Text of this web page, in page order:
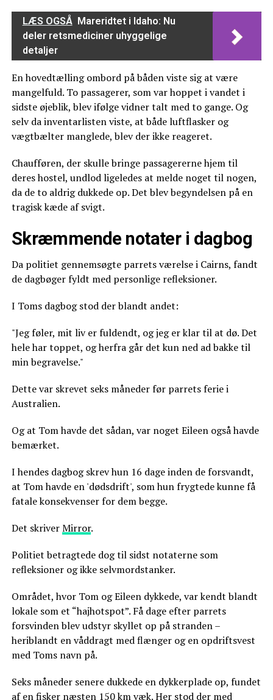
LÆS OGSÅ Mareridtet i Idaho: Nu
deler retsmediciner uhyggelige
detaljer
En hovedtælling ombord på båden viste sig at være
mangelfuld. To passagerer, som var hoppet i vandet i
sidste øjeblik, blev ifølge vidner talt med to gange. Og
selv da inventarlisten viste, at både luftflasker og
vægtbælter manglede, blev der ikke reageret.
Chaufføren, der skulle bringe passagererne hjem til
deres hostel, undlod ligeledes at melde noget til nogen,
da de to aldrig dukkede op. Det blev begyndelsen på en
tragisk kæde af svigt.
Skræmmende notater i dagbog
Da politiet gennemsøgte parrets værelse i Cairns, fandt
de dagbøger fyldt med personlige refleksioner.
I Toms dagbog stod der blandt andet:
"Jeg føler, mit liv er fuldendt, og jeg er klar til at dø. Det
hele har toppet, og herfra går det kun ned ad bakke til
min begravelse."
Dette var skrevet seks måneder før parrets ferie i
Australien.
Og at Tom havde det sådan, var noget Eileen også havde
bemærket.
I hendes dagbog skrev hun 16 dage inden de forsvandt,
at Tom havde en 'dødsdrift', som hun frygtede kunne få
fatale konsekvenser for dem begge.
Det skriverMirror.
Politiet betragtede dog til sidst notaterne som
refleksioner og ikke selvmordstanker.
Området, hvor Tom og Eileen dykkede, var kendt blandt
lokale som et “hajhotspot”. Få dage efter parrets
forsvinden blev udstyr skyllet op på stranden –
heriblandt en våddragt med flænger og en opdriftsvest
med Toms navn på.
Seks måneder senere dukkede en dykkerplade op, fundet
af en fisker næsten 150 km væk. Her stod der med